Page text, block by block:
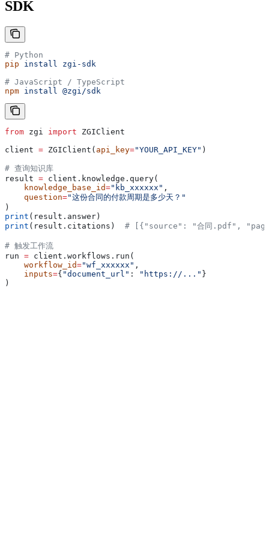
SDK
# Python
pip install
zgi-sdk
# JavaScript / TypeScript
npm install @zgi/sdk
from zgi import ZGIClient
client = ZGIClient( api_key="YOUR_API_KEY" )
# 查询知识库
result = client.knowledge.query(
    knowledge_base_id
="kb_xxxxxx" ,
    question
="这份合同的付款周期是多少天？"
)
print (result.answer)
print (result.citations) # [{"source": "合同.pdf",
# 触发工作流
run = client.workflows.run(
    workflow_id
="wf_xxxxxx" ,
    inputs
={ "document_url" : "https://..." }
)